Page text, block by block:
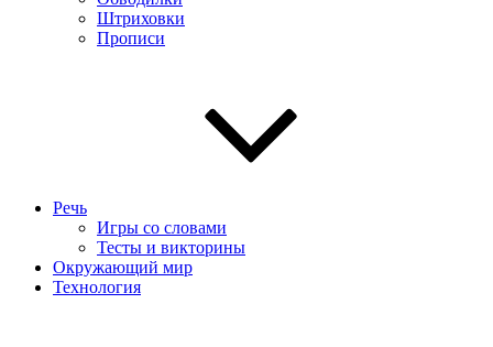
Штриховки
Прописи
Речь
Игры со словами
Тесты и викторины
Окружающий мир
Технология